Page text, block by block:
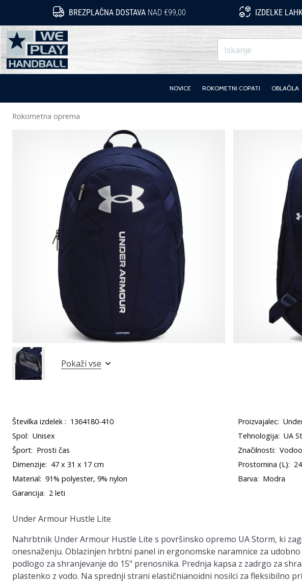
BREZPLAČNA DOSTAVA NAD €99,00 IZDELKE
WePlayHandball.si
NOVICE ROKOMETNI COPATI OBLAČILA
Rokometna oprema
Pokaži vse
Številka izdelek : 1364180-410 Proizvajalec:
Spol: Unisex Tehnologija: UA
Šport: Prosti čas Značilnosti:
Dimenzije: 47 x 31 x 17 cm Prostornina (L): 24
Material: 91% polyester, 9% nylon Barva: Modra
Garancija: 2 leti
Under Armour Hustle Lite
Nahrbtnik Under Armour Hustle Lite s površinsko opremo UA Storm, ki
onesnaženju. Oblazinjen hrbtni panel in ergonomske naramnice za
podlogo za shranjevanje do 15" prenosnika. Prednja kapsa z zadrgo za
plastenko z vodo. Na sprednji strani elastičnianoidni nosilci za fleksibilno